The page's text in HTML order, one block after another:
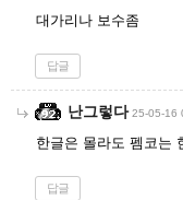
대가리나 보수좀
답글
난그렇다 25-05-16
한글은 몰라도 펨코는
답글